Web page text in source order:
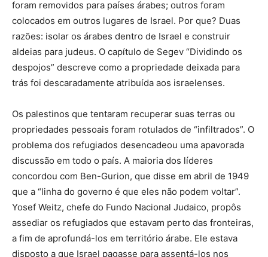
foram removidos para países árabes; outros foram
colocados em outros lugares de Israel. Por que? Duas
razões: isolar os árabes dentro de Israel e construir
aldeias para judeus. O capítulo de Segev “Dividindo os
despojos” descreve como a propriedade deixada para
trás foi descaradamente atribuída aos israelenses.
Os palestinos que tentaram recuperar suas terras ou
propriedades pessoais foram rotulados de “infiltrados”. O
problema dos refugiados desencadeou uma apavorada
discussão em todo o país. A maioria dos líderes
concordou com Ben-Gurion, que disse em abril de 1949
que a “linha do governo é que eles não podem voltar”.
Yosef Weitz, chefe do Fundo Nacional Judaico, propôs
assediar os refugiados que estavam perto das fronteiras,
a fim de aprofundá-los em território árabe. Ele estava
disposto a que Israel pagasse para assentá-los nos